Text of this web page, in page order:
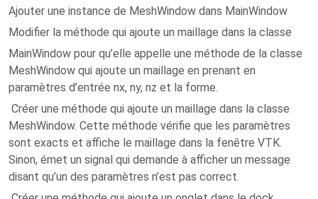
Ajouter une instance de MeshWindow dans MainWindow
Modifier la méthode qui ajoute un maillage dans la classe
MainWindow pour qu’elle appelle une méthode de la classe
MeshWindow qui ajoute un maillage en prenant en
paramètres d’entrée nx, ny, nz et la forme.
Créer une méthode qui ajoute un maillage dans la classe
MeshWindow. Cette méthode vérifie que les paramètres
sont exacts et affiche le maillage dans la fenêtre VTK.
Sinon, émet un signal qui demande à afficher un message
disant qu’un des paramètres n’est pas correct.